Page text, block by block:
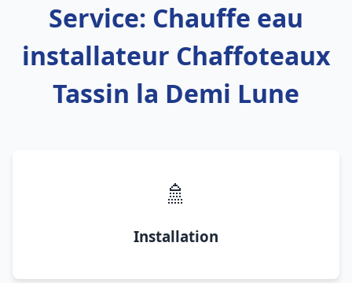
Service: Chauffe eau
installateur Chaffoteaux
Tassin la Demi Lune
🚿
Installation